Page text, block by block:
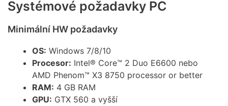
Systémové požadavky PC
Minimální HW požadavky
OS: Windows 7/8/10
Procesor: Intel® Core™ 2 Duo E6600 nebo
AMD Phenom™ X3 8750 processor or better
RAM: 4 GB RAM
GPU: GTX 560 a vyšší